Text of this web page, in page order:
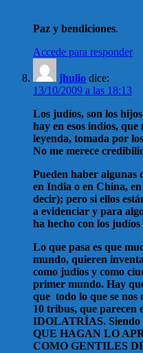
Paz y bendiciones.
Accede para responder
jhulio dice:
13/10/2009 a las 18:13
Los judíos, son los
hay en esos indios,
leyenda, tomada por
No me merece
Pueden haber algunas
en India o en China,
decir); pero si ellos
a evidenciar y para
ha hecho con los judíos
Lo que pasa es que
mundo, quieren
como judíos y como
primer mundo. Hay
que todo lo que se nos
10 tribus, que
IDOLATRÍAS. Siendo
QUE HAGAN LO
COMO GENTILES